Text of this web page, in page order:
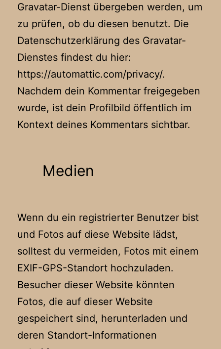
Gravatar-Dienst übergeben werden, um
zu prüfen, ob du diesen benutzt. Die
Datenschutzerklärung des Gravatar-
Dienstes findest du hier:
https://automattic.com/privacy/.
Nachdem dein Kommentar freigegeben
wurde, ist dein Profilbild öffentlich im
Kontext deines Kommentars sichtbar.
Medien
Wenn du ein registrierter Benutzer bist
und Fotos auf diese Website lädst,
solltest du vermeiden, Fotos mit einem
EXIF-GPS-Standort hochzuladen.
Besucher dieser Website könnten
Fotos, die auf dieser Website
gespeichert sind, herunterladen und
deren Standort-Informationen